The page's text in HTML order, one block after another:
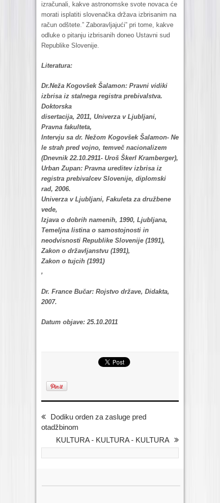
izračunali, kakve astronomske svote novaca će
morati isplatiti slovenačka država izbrisanim na
račun odštete.” Zaboravljajući” pri tome, kakve
odluke o pitanju izbrisanih doneo Ustavni sud
Republike Slovenije.
Literatura:
Dr.Neža Kogovšek Šalamon: Pravni vidiki
izbrisa iz stalnega registra prebivalstva.
Doktorska
disertacija, 2011, Univerza v Ljubljani,
Pravna fakulteta,
Intervju sa dr. Nežom Kogovšek Šalamon- Ne
le strah pred vojno, temveč nacionalizem
(Dnevnik 22.10.2911- Uroš Škerl Kramberger),
Urban Zupan: Pravna ureditev izbrisa iz
registra prebivalcev Slovenije, diplomski
rad, 2006.
Univerza v Ljubljani, Fakuleta za družbene
vede,
Izjava o dobrih namenih, 1990, Ljubljana,
Temeljna listina o samostojnosti in
neodvisnosti Republike Slovenije (1991),
Zakon o državljanstvu (1991),
Zakon o tujcih (1991)
Dr. France Bučar: Rojstvo države, Didakta,
2007.
Datum objave: 25.10.2011
Dodiku orden za zasluge pred
otadžbinom
KULTURA - KULTURA - KULTURA